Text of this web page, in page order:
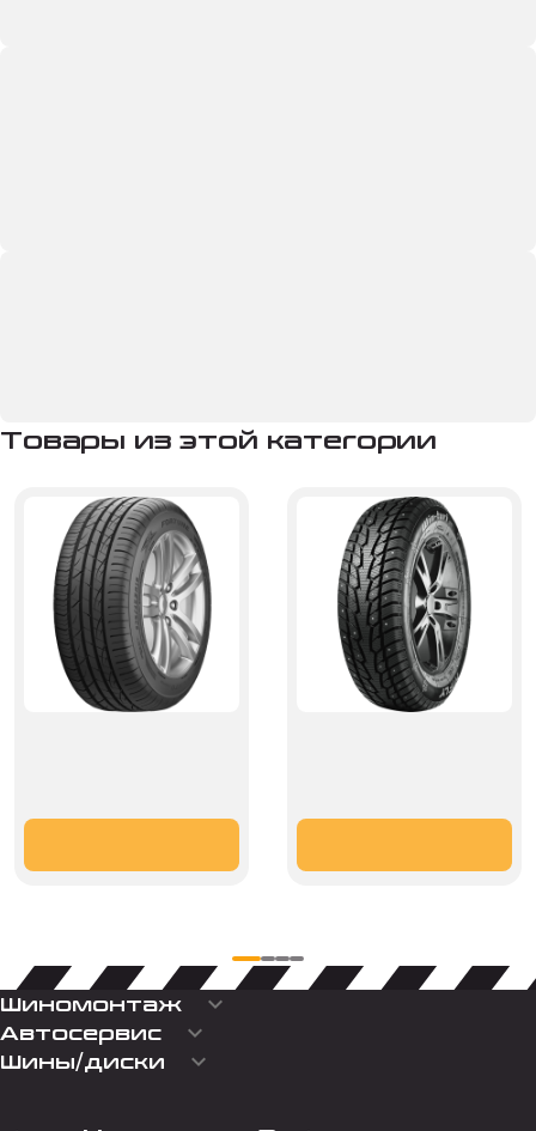
Товары из этой категории
Шиномонтаж keyboard_arrow_down
Автосервис keyboard_arrow_down
Шины/диски keyboard_arrow_down